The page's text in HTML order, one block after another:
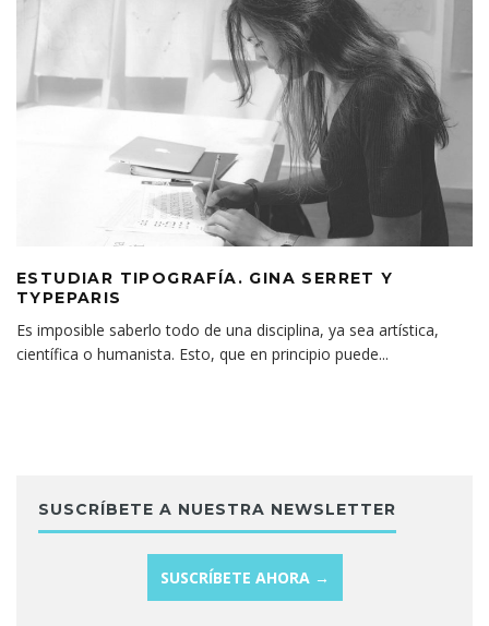
ESTUDIAR TIPOGRAFÍA. GINA SERRET Y
TYPEPARIS
Es imposible saberlo todo de una disciplina, ya sea artística,
científica o humanista. Esto, que en principio puede...
SUSCRÍBETE A NUESTRA NEWSLETTER
SUSCRÍBETE AHORA →